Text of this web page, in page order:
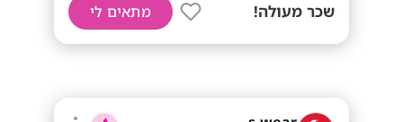
שכר מעולה! מתאים לי